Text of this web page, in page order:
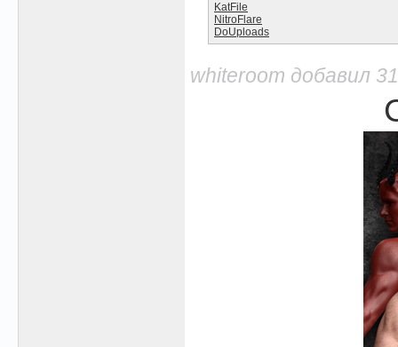
KatFile
NitroFlare
DoUploads
whiteroom добавил